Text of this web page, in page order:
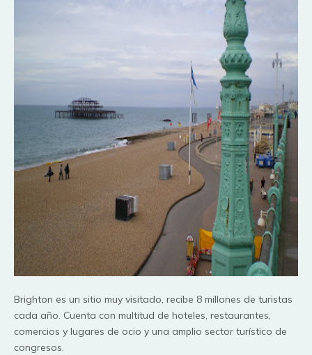
Brighton es un sitio muy visitado, recibe 8 millones de turistas
cada año. Cuenta con multitud de hoteles, restaurantes,
comercios y lugares de ocio y una amplio sector turístico de
congresos.